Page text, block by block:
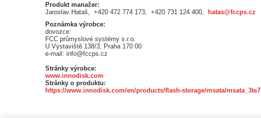
Produkt manažer:
Jaroslav Hataš, +420 472 774 173, +420 731 124 400, hatas@fccps.cz
Poznámka výrobce:
dovozce:
FCC průmyslové systémy s.r.o.
U Výstaviště 138/3, Praha 170 00
e-mail: info@fccps.cz
Stránky výrobce:
www.innodisk.com
Stránky o produktu:
https://www.innodisk.com/en/products/flash-storage/msata/msata_3te7